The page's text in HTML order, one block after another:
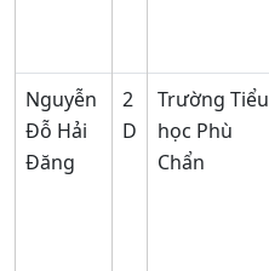
Nguyễn
Đỗ Hải
Đăng
2
D
Trường Tiểu
học Phù
Chẩn